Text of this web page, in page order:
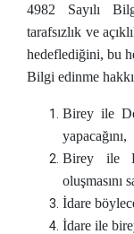
4982 Sayılı
tarafsızlık ve
hedeflediğini, bu
Bilgi edinme
Birey ile
yapacağını,
Birey ile
oluşmasını
İdare
İdare ile